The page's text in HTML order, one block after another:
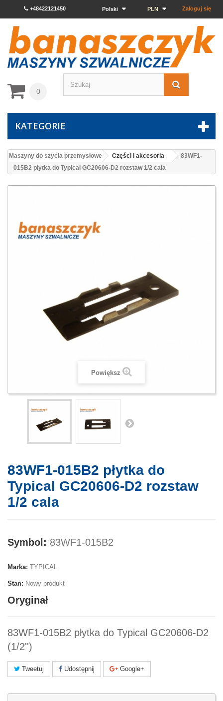
Zaloguj się
PLN
Polski
+48422121450
0
KATEGORIE
Maszyny do szycia przemysłowe Części i akcesoria
83WF1-
015B2 płytka do Typical GC20606-D2 rozstaw 1/2 cala
Powiększ
83WF1-015B2 płytka do
Typical GC20606-D2 rozstaw
1/2 cala
Symbol: 83WF1-015B2
Marka: TYPICAL
Stan: Nowy produkt
Oryginał
83WF1-015B2 płytka do Typical GC20606-D2
(1/2'')
Tweetuj Udostępnij Google+